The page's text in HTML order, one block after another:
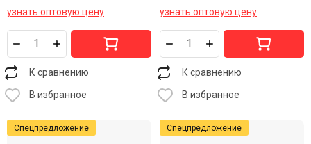
узнать оптовую цену
К сравнению
В избранное
узнать оптовую цену
К сравнению
В избранное
Спецпредложение Спецпредложение